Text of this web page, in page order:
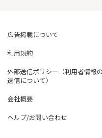
広告掲載について
利用規約
外部送信ポリシー（利用者情報の
送信について）
会社概要
ヘルプ/お問い合わせ